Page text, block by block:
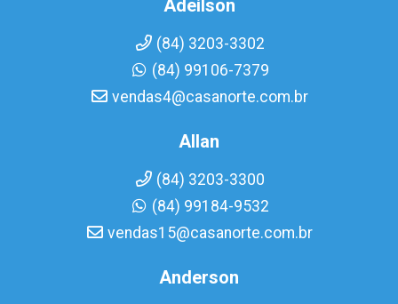
Adeilson
(84) 3203-3302
(84) 99106-7379
vendas4@casanorte.com.br
Allan
(84) 3203-3300
(84) 99184-9532
vendas15@casanorte.com.br
Anderson